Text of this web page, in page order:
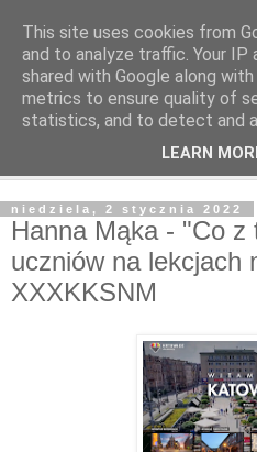
niedziela, 2 stycznia 2022
Hanna Mąka - "Co z
uczniów na lekcjach
XXXKKSNM
This site uses cookies from
and to analyze traffic. Your IP
shared with Google along
metrics to ensure quality of
statistics, and to detect and
LEARN